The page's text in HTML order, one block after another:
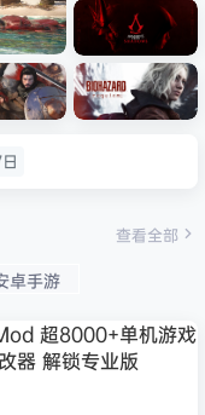
《识质存
在/PRAG
MATA》
免安装中
文版
《乐高蝙
蝠侠：黑
暗骑士之
Dark
Creed
拟机
免
文
9：安魂
Requiem
）免安装
中文版
6日
卓手游
查看全部